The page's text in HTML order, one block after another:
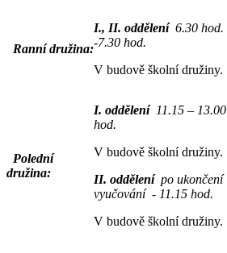
Ranní družina:
I., II. oddělení6.30 hod.
-7.30 hod.
V budově školní družiny.
Polední
družina:
I. oddělení11.15 – 13.00
hod.
V budově školní družiny.
II. oddělenípo ukončení
vyučování - 11.15 hod.
V budově školní družiny.